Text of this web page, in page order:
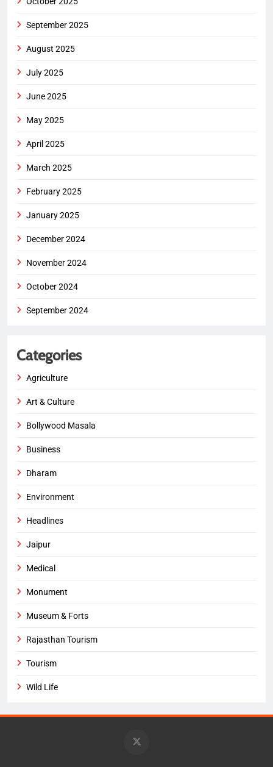
September 2025
August 2025
July 2025
June 2025
May 2025
April 2025
March 2025
February 2025
January 2025
December 2024
November 2024
October 2024
September 2024
Categories
Agriculture
Art & Culture
Bollywood Masala
Business
Dharam
Environment
Headlines
Jaipur
Medical
Monument
Museum & Forts
Rajasthan Tourism
Tourism
Wild Life